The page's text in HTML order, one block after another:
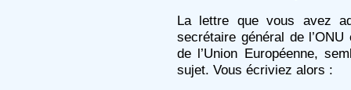
La lettre que vous avez
secrétaire général de
de l’Union Européenne,
sujet. Vous écriviez alors :